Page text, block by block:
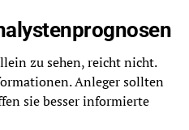
zu sehen, reicht nicht.
Anleger sollten
sie besser informierte